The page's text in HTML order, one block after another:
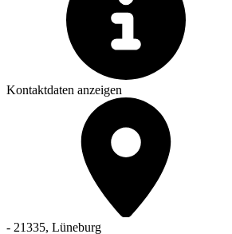
Kontaktdaten anzeigen
- 21335, Lüneburg